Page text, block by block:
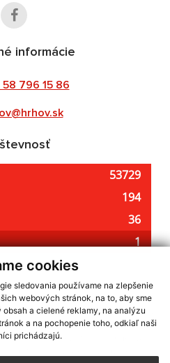
cookies
sledovania používame na zlepšenie
webových stránok, na to, aby sme
a cielené reklamy, na analýzu
a na pochopenie toho, odkiaľ naši
prichádzajú.
informácie
58 796 15 86
informácií s využitím RSS
2,Mapa stránok,web portál
,domény,registrácia domény